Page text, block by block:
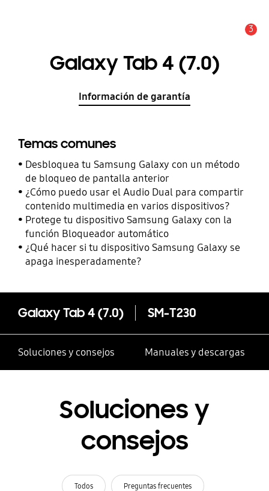
3
Galaxy Tab 4 (7.0)
Información de garantía
Temas comunes
Desbloquea tu Samsung Galaxy con un método
de bloqueo de pantalla anterior
¿Cómo puedo usar el Audio Dual para compartir
contenido multimedia en varios dispositivos?
Protege tu dispositivo Samsung Galaxy con la
función Bloqueador automático
¿Qué hacer si tu dispositivo Samsung Galaxy se
apaga inesperadamente?
Galaxy Tab 4 (7.0) SM-T230
Soluciones y consejos Manuales y descargas
Soluciones y
consejos
Todos Preguntas frecuentes